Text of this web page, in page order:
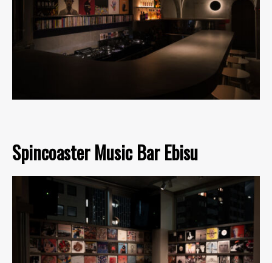
Spincoaster Music Bar Ebisu